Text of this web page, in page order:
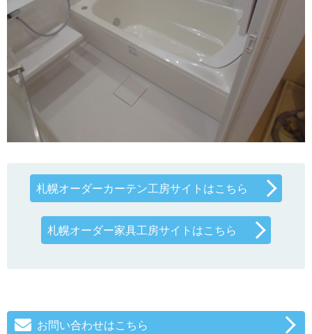
札幌オーダーカーテン工房サイトはこちら
札幌オーダー家具工房サイトはこちら
お問い合わせはこちら